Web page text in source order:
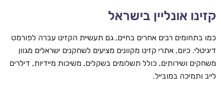
קזינו אונליין בישראל
כמו בתחומים רבים אחרים בחיים, גם תעשיית הקזינו עברה לפורמט
דיגיטלי. כיום, אתרי קזינו מקוונים מציעים לשחקנים ישראלים מגוון
משחקים ושירותים, כולל תשלומים בשקלים, משיכות מיידיות, דילרים
לייב ותמיכה במובייל.